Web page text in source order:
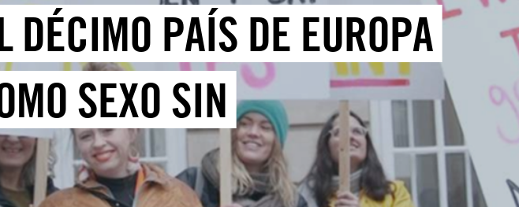
DÉCIMO PAÍS DE EUROPA
SEXO SIN